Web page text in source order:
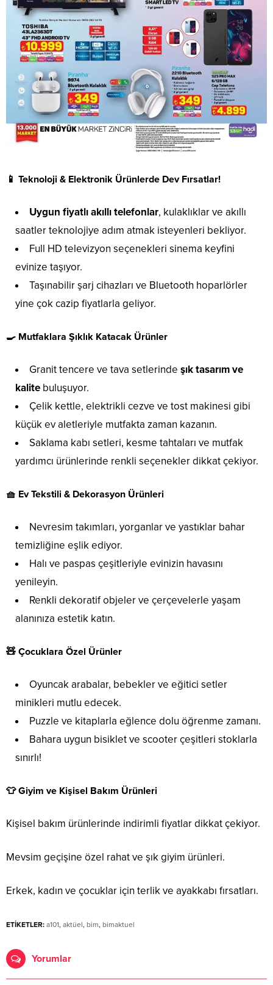
📱 Teknoloji & Elektronik Ürünlerde Dev Fırsatlar!
Uygun fiyatlı akıllı telefonlar, kulaklıklar ve akıllı
saatler teknolojiye adım atmak isteyenleri bekliyor.
Full HD televizyon seçenekleri sinema keyfini
evinize taşıyor.
Taşınabilir şarj cihazları ve Bluetooth hoparlörler
yine çok cazip fiyatlarla geliyor.
🍳 Mutfaklara Şıklık Katacak Ürünler
Granit tencere ve tava setlerinde şık tasarım ve
kalite buluşuyor.
Çelik kettle, elektrikli cezve ve tost makinesi gibi
küçük ev aletleriyle mutfakta zaman kazanın.
Saklama kabı setleri, kesme tahtaları ve mutfak
yardımcı ürünlerinde renkli seçenekler dikkat çekiyor.
🧺 Ev Tekstili & Dekorasyon Ürünleri
Nevresim takımları, yorganlar ve yastıklar bahar
temizliğine eşlik ediyor.
Halı ve paspas çeşitleriyle evinizin havasını
yenileyin.
Renkli dekoratif objeler ve çerçevelerle yaşam
alanınıza estetik katın.
🧸 Çocuklara Özel Ürünler
Oyuncak arabalar, bebekler ve eğitici setler
minikleri mutlu edecek.
Puzzle ve kitaplarla eğlence dolu öğrenme zamanı.
Bahara uygun bisiklet ve scooter çeşitleri stoklarla
sınırlı!
👕 Giyim ve Kişisel Bakım Ürünleri
Kişisel bakım ürünlerinde indirimli fiyatlar dikkat çekiyor.
Mevsim geçişine özel rahat ve şık giyim ürünleri.
Erkek, kadın ve çocuklar için terlik ve ayakkabı fırsatları.
ETİKETLER: a101, aktüel, bim, bimaktuel
Yorumlar